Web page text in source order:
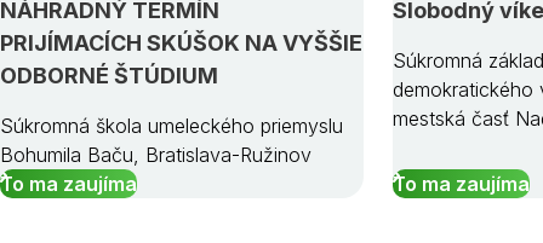
NÁHRADNÝ TERMÍN
PRIJÍMACÍCH SKÚŠOK NA VYŠŠIE
ODBORNÉ ŠTÚDIUM
Súkromná škola umeleckého priemyslu
Bohumila Baču, Bratislava-Ružinov
To ma zaujíma
Slobodný
Súkromná
demokratického
mestská časť
To ma zaujíma